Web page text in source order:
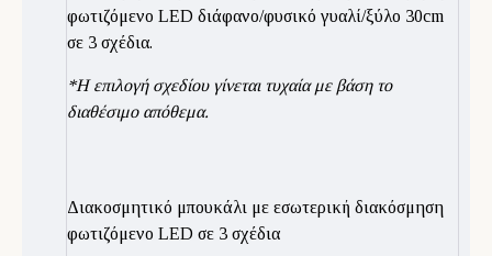
φωτιζόμενο LED διάφανο/φυσικό γυαλί/ξύλο 30cm
σε 3 σχέδια.
*Η επιλογή σχεδίου γίνεται τυχαία με βάση το
διαθέσιμο απόθεμα.
Διακοσμητικό μπουκάλι με εσωτερική διακόσμηση
φωτιζόμενο LED σε 3 σχέδια